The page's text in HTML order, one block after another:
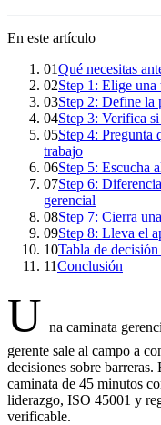
En este artículo
01Qué necesitas
02Step 1: Elige una
03Step 2: Define la
04Step 3: Verifica
05Step 4: Pregunta
trabajo
06Step 5: Escucha
07Step 6:
gerencial
08Step 7: Cierra
09Step 8: Lleva el
10Tabla de
11Conclusión
U na caminata
gerente sale al campo a
decisiones sobre barreras.
caminata de 45 minutos
liderazgo, ISO 45001 y
verificable.